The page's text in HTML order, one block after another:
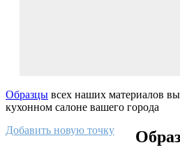
Образцы всех наших материалов
кухонном салоне вашего города
Добавить новую точку